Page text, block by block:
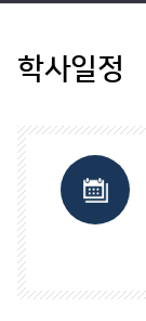
학사일정